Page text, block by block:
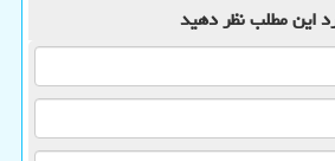
این مطلبنظر دهید